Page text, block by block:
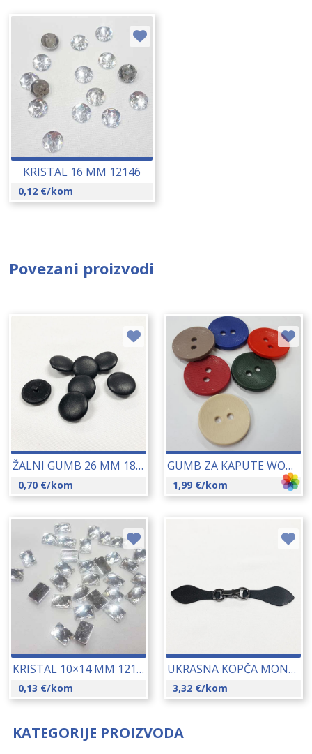
KRISTAL 16 MM 12146
0,12 €/kom
Povezani proizvodi
ŽALNI GUMB 26 MM 18175
0,70 €/kom
GUMB ZA KAPUTE WOODY 46 MM 17300
1,99 €/kom
KRISTAL 10×14 MM 12149
0,13 €/kom
UKRASNA KOPČA MONTGOMERY 18194
3,32 €/kom
KATEGORIJE PROIZVODA